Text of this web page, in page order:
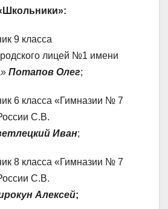
9 класса
лицей №1 имени
Потапов Олег;
6 класса «Гимназии № 7
С.В.
Иван;
8 класса «Гимназии № 7
С.В.
Алексей;